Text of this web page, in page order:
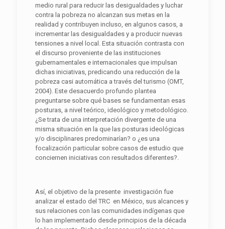
medio rural para reducir las desigualdades y luchar
contra la pobreza no alcanzan sus metas en la
realidad y contribuyen incluso, en algunos casos, a
incrementar las desigualdades y a producir nuevas
tensiones a nivel local. Esta situación contrasta con
el discurso proveniente de las instituciones
gubernamentales e internacionales que impulsan
dichas iniciativas, predicando una reducción de la
pobreza casi automática a través del turismo (OMT,
2004). Este desacuerdo profundo plantea
preguntarse sobre qué bases se fundamentan esas
posturas, a nivel teórico, ideológico y metodológico.
¿Se trata de una interpretación divergente de una
misma situación en la que las posturas ideológicas
y/o disciplinares predominarían? o ¿es una
focalización particular sobre casos de estudio que
conciernen iniciativas con resultados diferentes?.
Así, el objetivo de la presente investigación fue
analizar el estado del TRC en México, sus alcances y
sus relaciones con las comunidades indígenas que
lo han implementado desde principios de la década